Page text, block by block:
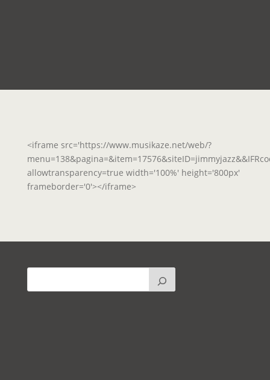
<iframe src='https://www.musikaze.net/web/?
allowtransparency=true width='100%' height='800px'
frameborder='0'></iframe>